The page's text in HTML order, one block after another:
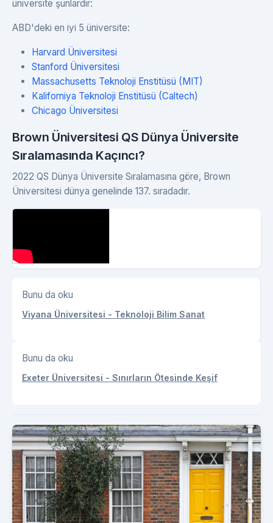
üniversite şunlardır:
ABD'deki en iyi 5 üniversite:
Harvard Üniversitesi
Stanford Üniversitesi
Massachusetts Teknoloji Enstitüsü (MIT)
Kaliforniya Teknoloji Enstitüsü (Caltech)
Chicago Üniversitesi
Brown Üniversitesi QS Dünya Üniversite
Sıralamasında Kaçıncı?
2022 QS Dünya Üniversite Sıralamasına göre, Brown
Üniversitesi dünya genelinde 137. sıradadır.
Bunu da oku
Viyana Üniversitesi - Teknoloji Bilim Sanat
Bunu da oku
Exeter Üniversitesi - Sınırların Ötesinde Keşif